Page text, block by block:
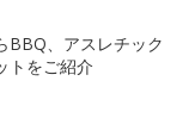
BBQ、アスレチック
トをご紹介